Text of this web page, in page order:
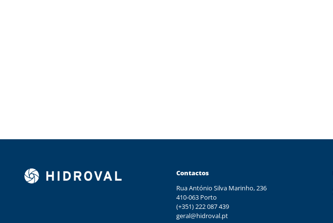
Contactos
Rua António Silva Marinho, 236
410-063 Porto
(+351) 222 087 439
geral@hidroval.pt